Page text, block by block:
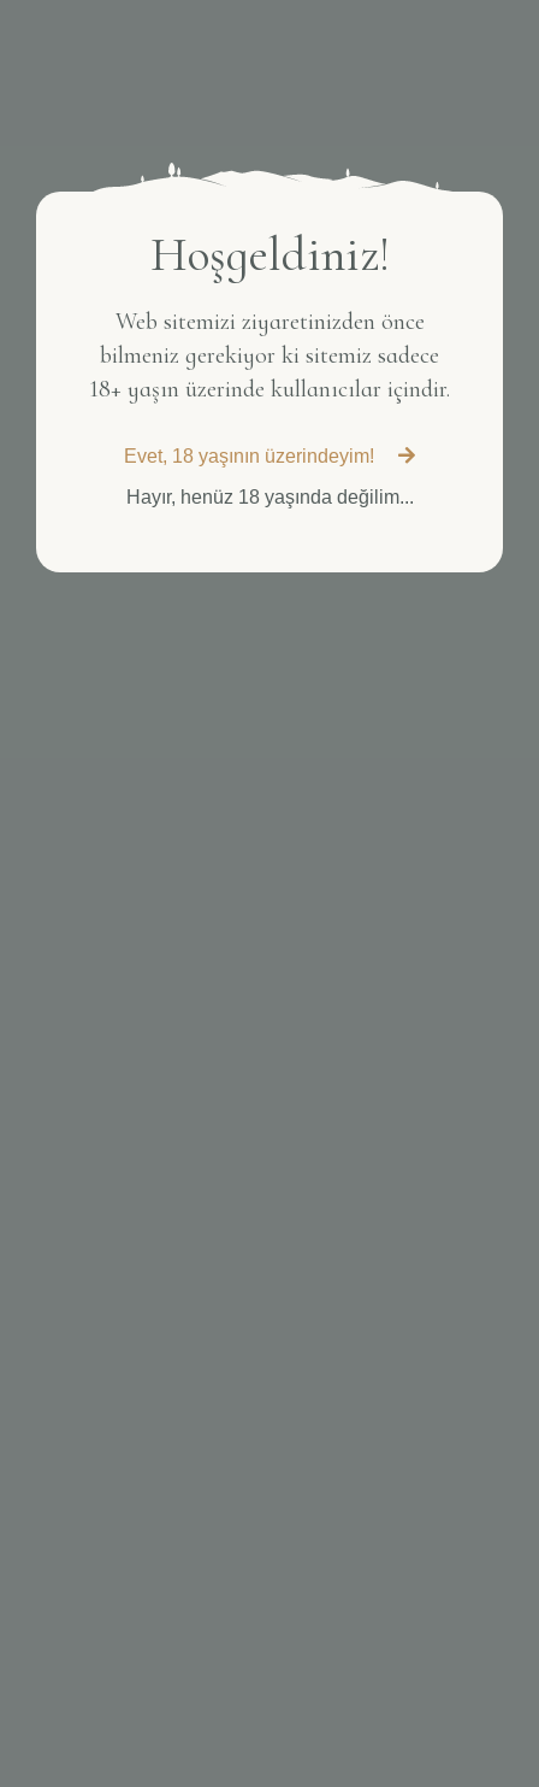
Hoşgeldiniz!
Web sitemizi ziyaretinizden önce
bilmeniz gerekiyor ki sitemiz sadece
18+ yaşın üzerinde kullanıcılar içindir.
Evet, 18 yaşının üzerindeyim!
Hayır, henüz 18 yaşında değilim...